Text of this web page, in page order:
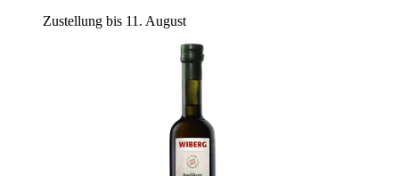
Zustellung bis 11. August